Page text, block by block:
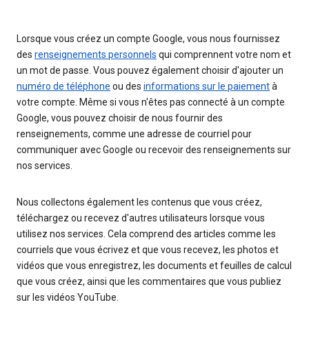
Lorsque vous créez un compte Google, vous nous fournissez
des renseignements personnels qui comprennent votre nom et
un mot de passe. Vous pouvez également choisir d'ajouter un
numéro de téléphone ou des informations sur le paiementà
votre compte. Même si vous n'êtes pas connecté à un compte
Google, vous pouvez choisir de nous fournir des
renseignements, comme une adresse de courriel pour
communiquer avec Google ou recevoir des renseignements sur
nos services.
Nous collectons également les contenus que vous créez,
téléchargez ou recevez d'autres utilisateurs lorsque vous
utilisez nos services. Cela comprend des articles comme les
courriels que vous écrivez et que vous recevez, les photos et
vidéos que vous enregistrez, les documents et feuilles de calcul
que vous créez, ainsi que les commentaires que vous publiez
sur les vidéos YouTube.